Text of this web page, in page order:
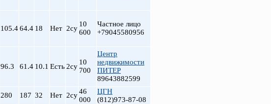
105.464.4 18 Нет 2су
10
600
Частное лицо
+79045580956
96.3 61.4 10.1 Есть 2су
10
700
Центр
недвижимости
ПИТЕР
89643882599
280 187 32 Нет 2су46
000
ЦГН
(812)973-87-08